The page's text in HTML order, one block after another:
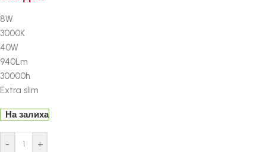
8W
3000K
40W
940Lm
30000h
Extra slim
На залиха
- +